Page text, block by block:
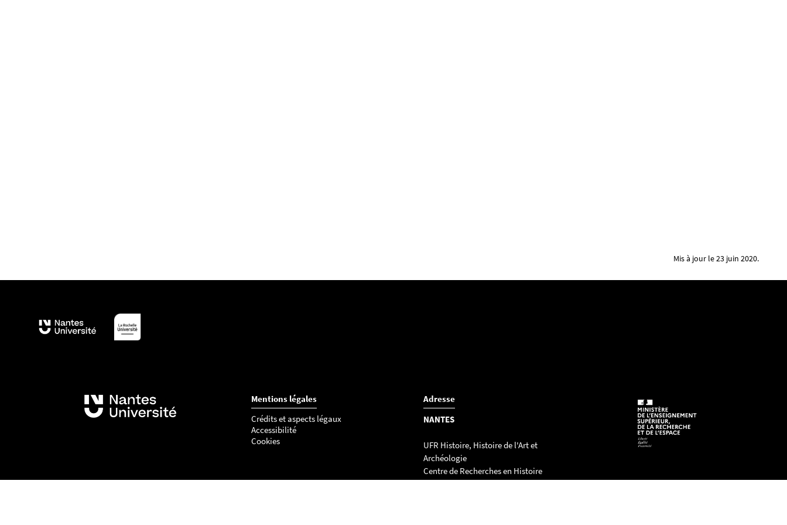
Mis à jour le 23 juin 2020.
Mentions légales
Crédits et aspects légaux
Accessibilité
Cookies
Adresse
NANTES
UFR Histoire, Histoire de l'Art et
Archéologie
Centre de Recherches en Histoire
internationale et Atlantique